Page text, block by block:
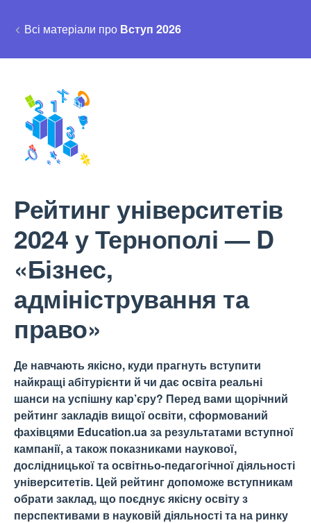
Всі матеріали про Вступ 2026
Рейтинг університетів
2024 у Тернополі — D
«Бізнес,
адміністрування та
право»
Де навчають якісно, куди прагнуть вступити
найкращі абітурієнти й чи дає освіта реальні
шанси на успішну кар’єру? Перед вами щорічний
рейтинг закладів вищої освіти, сформований
фахівцями Education.ua за результатами вступної
кампанії, а також показниками наукової,
дослідницької та освітньо-педагогічної діяльності
університетів. Цей рейтинг допоможе вступникам
обрати заклад, що поєднує якісну освіту з
перспективами в науковій діяльності та на ринку